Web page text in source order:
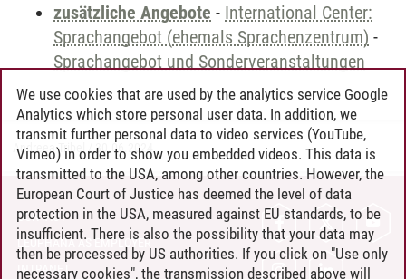
zusätzliche Angebote - International Center:
Sprachangebot (ehemals Sprachenzentrum) -
Sprachangebot und Sonderveranstaltungen
Andreea Tribel 30.06.2024
CONTACT
LEUPHANA AS EMPLOYER
INTRANET
We use cookies that are used by the analytics service Google
Analytics which store personal user data. In addition, we
transmit further personal data to video services (YouTube,
Vimeo) in order to show you embedded videos. This data is
transmitted to the USA, among other countries. However, the
European Court of Justice has deemed the level of data
protection in the USA, measured against EU standards, to be
insufficient. There is also the possibility that your data may
then be processed by US authorities. If you click on "Use only
necessary cookies", the transmission described above will